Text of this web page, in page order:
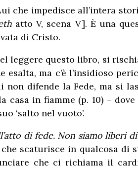
che impedisce all’intera
atto V, scena V]. È una
di Cristo.
leggere questo libro, si
ma c’è l’insidioso
difende la Fede, ma si
casa in fiamme (p. 10) –
‘salto nel vuoto’.
di fede. Non siamo liberi
scaturisce in qualcosa di
che ci richiama il